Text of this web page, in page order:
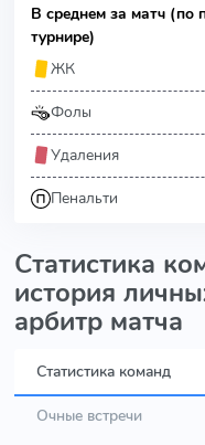
В среднем за матч (по
турнире)
ЖК
Фолы
Удаления
Пенальти
Статистика
история
арбитр матча
Статистика команд
Очные встречи